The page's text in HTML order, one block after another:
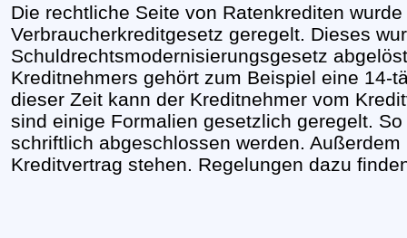
Die rechtliche Seite von Ratenkrediten
Verbraucherkreditgesetz geregelt. Dieses
Schuldrechtsmodernisierungsgesetz
Kreditnehmers gehört zum Beispiel eine 14-
dieser Zeit kann der Kreditnehmer vom
sind einige Formalien gesetzlich geregelt.
schriftlich abgeschlossen werden.
Kreditvertrag stehen. Regelungen dazu